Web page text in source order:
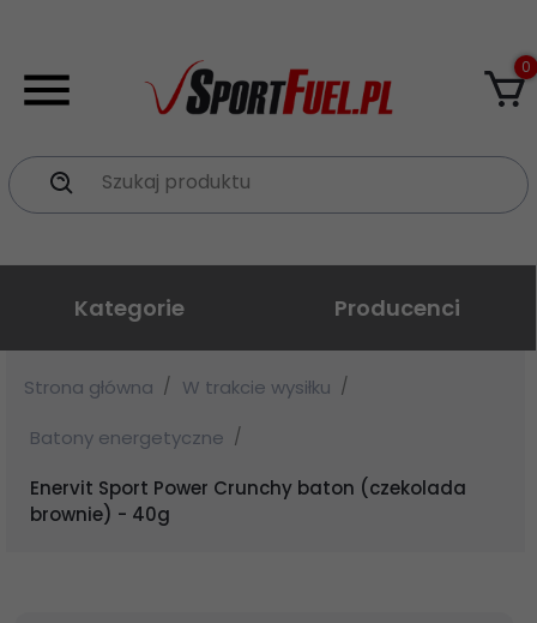
Szukaj produktu
0
Kategorie Producenci
Strona główna
W trakcie wysiłku
Batony energetyczne
Enervit Sport Power Crunchy baton (czekolada
brownie) - 40g